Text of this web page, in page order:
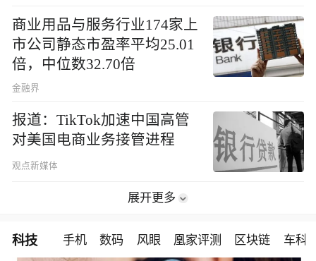
商业用品与服务行业174家上
市公司静态市盈率平均25.01
倍，中位数32.70倍
金融界
报道：TikTok加速中国高管
对美国电商业务接管进程
观点新媒体
展开更多
科技 手机 数码 风眼 凰家评测 区块链 车科